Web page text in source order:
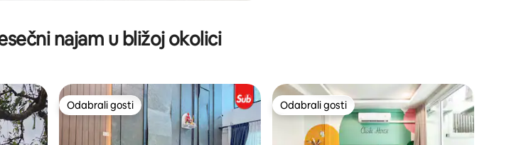
najam u bližoj okolici
Odabrali gosti
Odabrali gosti Odabrali gosti
Odabrali gosti